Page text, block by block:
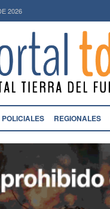
2026
POLICIALES REGIONALES